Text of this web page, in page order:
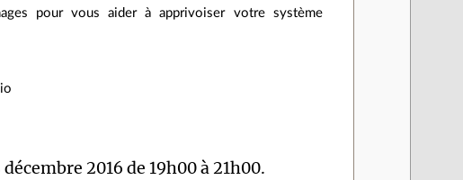
pour vous aider à apprivoiser votre système
2016 de 19h00 à 21h00.